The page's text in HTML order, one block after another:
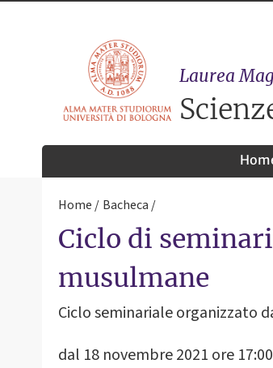
Laurea
Home Bacheca
Ciclo di
musulmane
Ciclo seminariale organizzato
dal 18 novembre 2021 ore